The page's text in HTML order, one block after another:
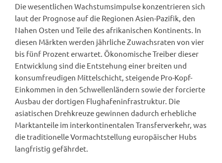
Die wesentlichen Wachstumsimpulse konzentrieren sich
laut der Prognose auf die Regionen Asien-Pazifik, den
Nahen Osten und Teile des afrikanischen Kontinents. In
diesen Märkten werden jährliche Zuwachsraten von vier
bis fünf Prozent erwartet. Ökonomische Treiber dieser
Entwicklung sind die Entstehung einer breiten und
konsumfreudigen Mittelschicht, steigende Pro-Kopf-
Einkommen in den Schwellenländern sowie der forcierte
Ausbau der dortigen Flughafeninfrastruktur. Die
asiatischen Drehkreuze gewinnen dadurch erhebliche
Marktanteile im interkontinentalen Transferverkehr, was
die traditionelle Vormachtstellung europäischer Hubs
langfristig gefährdet.